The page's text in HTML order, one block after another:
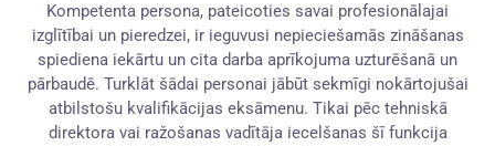
Kompetenta persona, pateicoties savai profesionālajai
izglītībai un pieredzei, ir ieguvusi nepieciešamās zināšanas
spiediena iekārtu un cita darba aprīkojuma uzturēšanā un
pārbaudē. Turklāt šādai personai jābūt sekmīgi nokārtojušai
atbilstošu kvalifikācijas eksāmenu. Tikai pēc tehniskā
direktora vai ražošanas vadītāja iecelšanas šī funkcija